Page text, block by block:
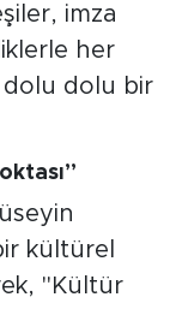
imza
her
dolu bir
kültürel
"Kültür